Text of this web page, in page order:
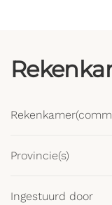
Provincie(s)
Ingestuurd door